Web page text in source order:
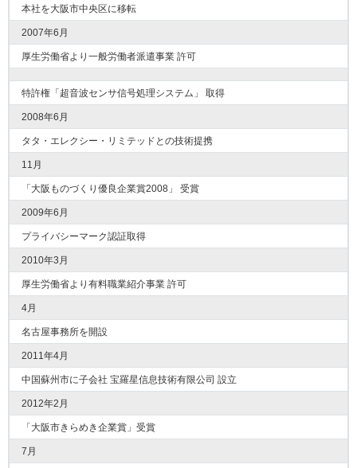
本社を大阪市中央区に移転
2007年6月
厚生労働省より一般労働者派遣事業 許可
特許権「超音波センサ信号処理システム」 取得
2008年6月
タタ・エレクシー・リミテッドとの技術提携
11月
「大阪ものづくり優良企業賞2008」 受賞
2009年6月
プライバシーマーク認証取得
2010年3月
厚生労働省より有料職業紹介事業 許可
4月
名古屋事務所を開設
2011年4月
中国蘇州市に子会社 宝羅星信息技術有限公司 設立
2012年2月
「大阪市きらめき企業賞」受賞
7月